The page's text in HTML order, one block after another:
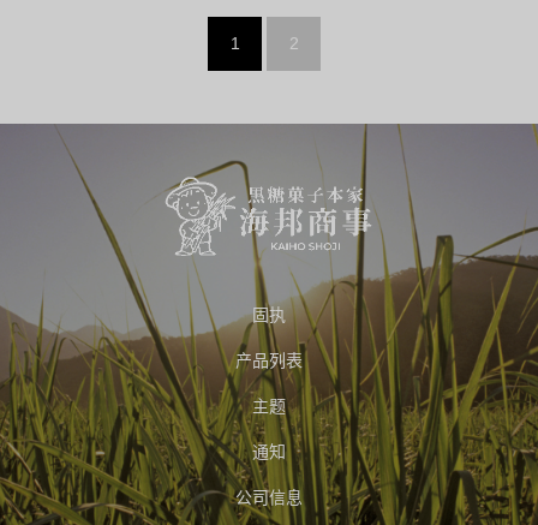
1 2
固执
产品列表
主题
通知
公司信息